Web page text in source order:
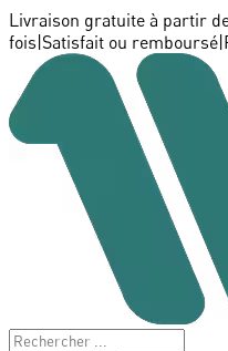
Livraison gratuite à partir
fois Satisfait ou remboursé